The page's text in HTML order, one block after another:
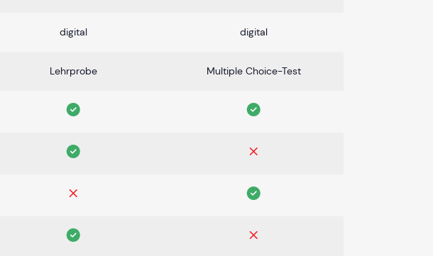
digital digital
Lehrprobe Multiple Choice-Test